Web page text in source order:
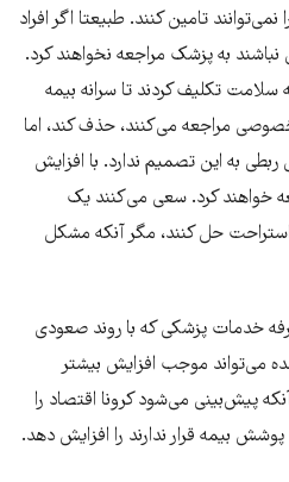
تامین کنند. طبیعتا اگر افراد
به پزشک مراجعه نخواهند کرد.
سلامت تکلیف کردند تا سرانه بیمه
مراجعه می‌کنند، حذف کند، اما
به این تصمیم ندارد. با افزایش
خواهند کرد. سعی می‌کنند یک
استراحت حل کنند، مگر آنکه مشکل
خدمات پزشکی که با روند صعودی
می‌تواند موجب افزایش بیشتر
پیش‌بینی می‌شود کرونا اقتصاد را
بیمه قرار ندارند را افزایش دهد.